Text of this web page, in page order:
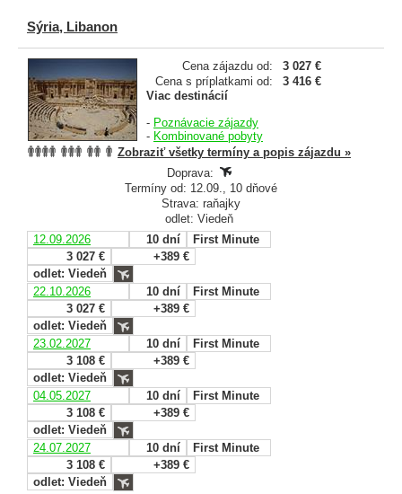
Sýria, Libanon
Cena zájazdu od:
3 027 €
Cena s príplatkami od:
3 416 €
Viac destinácií
- Poznávacie zájazdy
- Kombinované pobyty
Zobraziť všetky termíny a popis zájazdu »
Doprava:
Termíny od: 12.09., 10 dňové
Strava: raňajky
odlet: Viedeň
12.09.2026
10 dní
First Minute
3 027 €
+389 €
odlet: Viedeň
22.10.2026
10 dní
First Minute
3 027 €
+389 €
odlet: Viedeň
23.02.2027
10 dní
First Minute
3 108 €
+389 €
odlet: Viedeň
04.05.2027
10 dní
First Minute
3 108 €
+389 €
odlet: Viedeň
24.07.2027
10 dní
First Minute
3 108 €
+389 €
odlet: Viedeň